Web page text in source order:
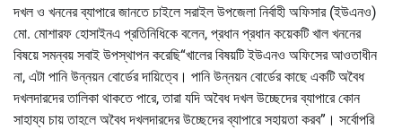
দখল ও খননের ব্যাপারে জানতে চাইলে সরাইল উপজেলা নির্বাহী অফিসার (ইউএনও)
মো. মোশারফ হোসাইনএ প্রতিনিধিকে বলেন, প্রধান প্রধান কয়েকটি খাল খননের
বিষয়ে সমন্বয় সবাই উপস্থাপন করেছি“খালের বিষয়টি ইউএনও অফিসের আওতাধীন
না, এটা পানি উন্নয়ন বোর্ডের দায়িত্বে। পানি উন্নয়ন বোর্ডের কাছে একটি অবৈধ
দখলদারদের তালিকা থাকতে পারে, তারা যদি অবৈধ দখল উচ্ছেদের ব্যাপারে কোন
সাহায্য চায় তাহলে অবৈধ দখলদারদের উচ্ছেদের ব্যাপারে সহায়তা করব”। সর্বোপরি